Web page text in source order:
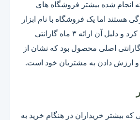
انجام شده بیشتر فروشگاه های
هستند اما یک فروشگاه با نام ابزار
فروشی توجه را جلب کرد و دلیل آن ارائه ۳ ماه گارانتی
اصلی محصول بود که نشان از
ارزش دادن به مشتریان خود است.
که بیشتر خریداران در هنگام خرید به